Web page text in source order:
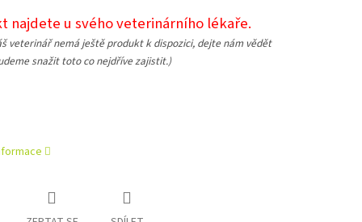
najdete u svého veterinárního lékaře.
veterinář nemá ještě produkt k dispozici, dejte nám vědět
snažit toto co nejdříve zajistit.)